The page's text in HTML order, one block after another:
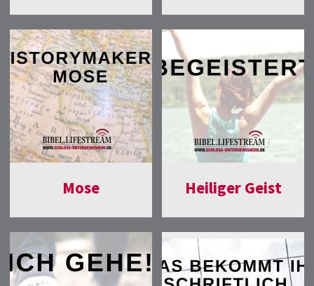
Mose Heiliger Geist